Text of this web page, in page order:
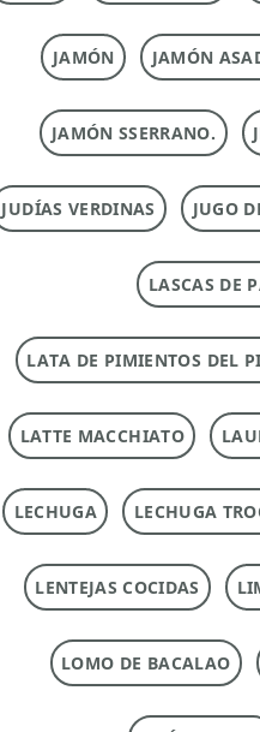
JAMÓN JAMÓN
JAMÓN SSERRANO.
JUDÍAS VERDINAS JUGO
LASCAS DE
LATA DE PIMIENTOS DEL
LATTE MACCHIATO
LECHUGA LECHUGA
LENTEJAS COCIDAS
LOMO DE BACALAO